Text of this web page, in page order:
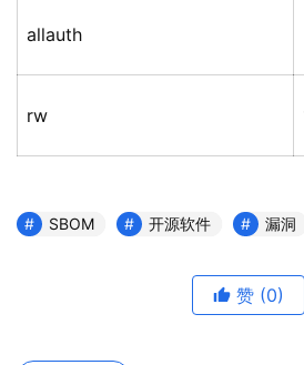
allauth
rw
SBOM 开源软件 漏洞
赞 (0)